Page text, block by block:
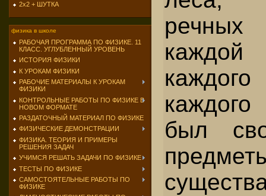
2х2 + ШУТКА
физика в школе
РАБОЧАЯ ПРОГРАММА ПО ФИЗИКЕ. 11
КЛАСС. УГЛУБЛЕННЫЙ УРОВЕНЬ
ИСТОРИЯ ФИЗИКИ
К УРОКАМ ФИЗИКИ
РАБОЧИЕ МАТЕРИАЛЫ К УРОКАМ
ФИЗИКИ
КОНТРОЛЬНЫЕ РАБОТЫ ПО ФИЗИКЕ В
НОВОМ ФОРМАТЕ
РАЗДАТОЧНЫЙ МАТЕРИАЛ ПО ФИЗИКЕ
ФИЗИЧЕСКИЕ ДЕМОНСТРАЦИИ
ФИЗИКА. ТЕОРИЯ И ПРИМЕРЫ
РЕШЕНИЯ ЗАДАЧ
УЧИМСЯ РЕШАТЬ ЗАДАЧИ ПО ФИЗИКЕ
ТЕСТЫ ПО ФИЗИКЕ
САМОСТОЯТЕЛЬНЫЕ РАБОТЫ ПО
ФИЗИКЕ
был